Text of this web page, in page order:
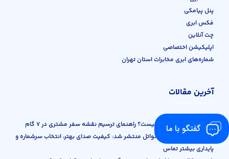
پنل پیامکی
فکس ابری
چت آنلاین
اپلیکیشن اختصاصی
شماره‌های ابری مخابرات استان تهران
آخرین مقالات
سفر مشتری دیجیتال چیست؟ راهنمای ترسیم نقشه سفر مشتری در ۷ گام
آپدیت جدید اپلیکیشن نواتل منتشر شد: کیفیت صدای بهتر، انتخاب سرشماره و
پایداری بیشتر تماس
گفتگو با ما